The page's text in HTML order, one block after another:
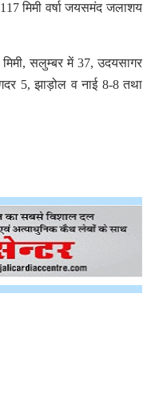
मिमी वर्षा जयसमंद जलाशय
सलुम्बर में 37, उदयसागर
5, झाड़ोल व नाई 8-8 तथा